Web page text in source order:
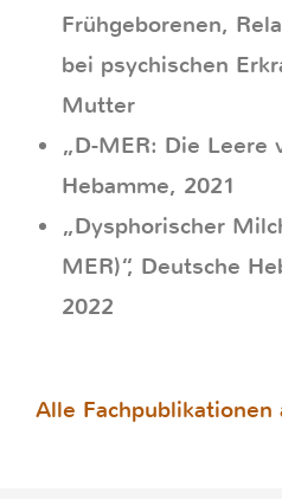
Frühgeborenen,
bei psychischen
Mutter
„D-MER: Die Leere
Hebamme, 2021
„Dysphorischer
MER)“, Deutsche
2022
Alle